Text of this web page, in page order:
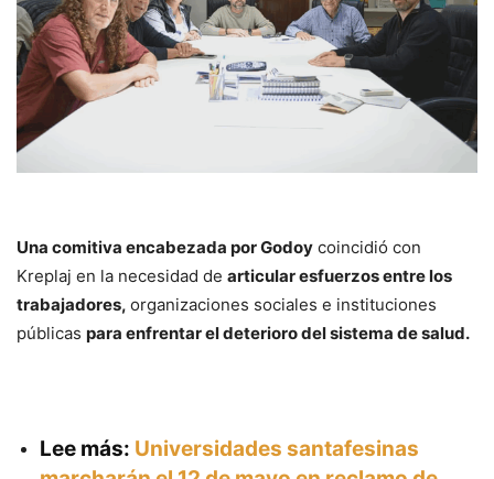
Una comitiva encabezada por Godoy coincidió con
Kreplaj en la necesidad de articular esfuerzos entre los
trabajadores, organizaciones sociales e instituciones
públicas para enfrentar el deterioro del sistema de salud.
Lee más: Universidades santafesinas